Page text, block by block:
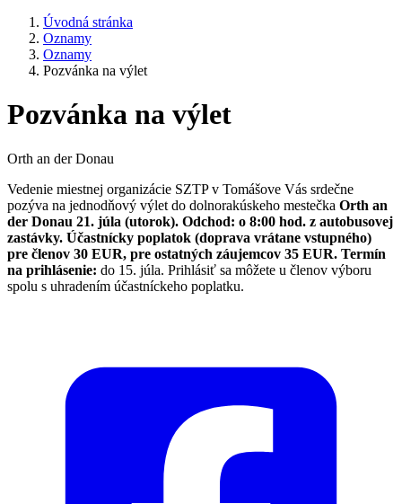
Úvodná stránka
Oznamy
Oznamy
Pozvánka na výlet
Pozvánka na výlet
Orth an der Donau
Vedenie miestnej organizácie SZTP v Tomášove Vás srdečne
pozýva na jednodňový výlet do dolnorakúskeho mestečka Orth an
der Donau 21. júla (utorok). Odchod: o 8:00 hod. z autobusovej
zastávky. Účastnícky poplatok (doprava vrátane vstupného)
pre členov 30 EUR, pre ostatných záujemcov 35 EUR. Termín
na prihlásenie: do 15. júla. Prihlásiť sa môžete u členov výboru
spolu s uhradením účastníckeho poplatku.